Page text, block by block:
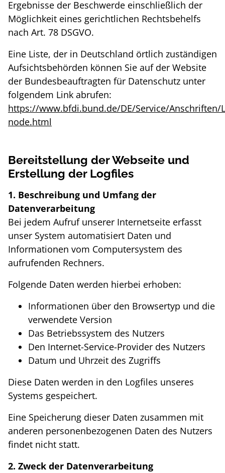
Ergebnisse der Beschwerde einschließlich der
Möglichkeit eines gerichtlichen Rechtsbehelfs
nach Art. 78 DSGVO.
Eine Liste, der in Deutschland örtlich zuständigen
Aufsichtsbehörden können Sie auf der Website
der Bundesbeauftragten für Datenschutz unter
folgendem Link abrufen:
https://www.bfdi.bund.de/DE/Service/Anschriften/
node.html
Bereitstellung der Webseite und
Erstellung der Logfiles
1. Beschreibung und Umfang der
Datenverarbeitung
Bei jedem Aufruf unserer Internetseite erfasst
unser System automatisiert Daten und
Informationen vom Computersystem des
aufrufenden Rechners.
Folgende Daten werden hierbei erhoben:
Informationen über den Browsertyp und die
verwendete Version
Das Betriebssystem des Nutzers
Den Internet-Service-Provider des Nutzers
Datum und Uhrzeit des Zugriffs
Diese Daten werden in den Logfiles unseres
Systems gespeichert.
Eine Speicherung dieser Daten zusammen mit
anderen personenbezogenen Daten des Nutzers
findet nicht statt.
2. Zweck der Datenverarbeitung